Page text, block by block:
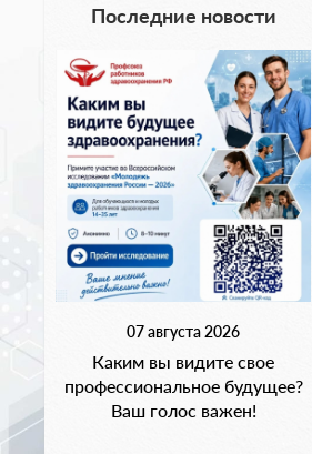
Последние новости
07 августа 2026
Каким вы видите свое
профессиональное будущее?
Ваш голос важен!